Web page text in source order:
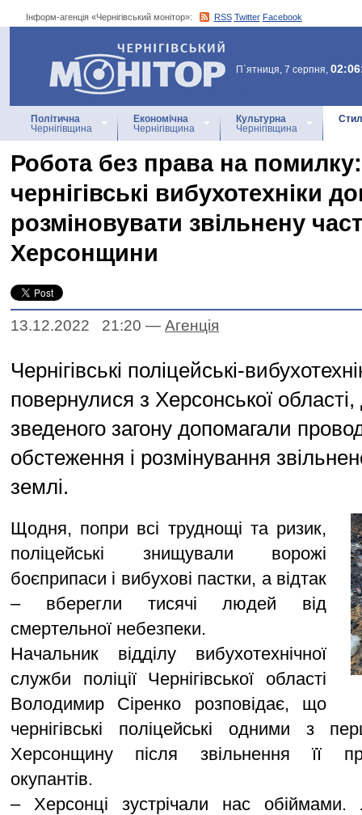
Інформ-агенція «Чернігівський монітор»: RSS Twitter Facebook
Інформ-агенція
«Чернігівський монітор»
П`ятниця, 7 серпня,
Політична
Чернігівщина
Економічна
Чернігівщина
Культурна
Чернігівщина
Робота без права на
чернігівські вибухотехніки
розміновувати звільнену
Херсонщини
13.12.2022 21:20 — Агенцiя
Чернігівські поліцейські-
повернулися з Херсонської області,
зведеного загону допомагали
обстеження і розмінування
землі.
Щодня, попри всі труднощі та ризик,
поліцейські знищували ворожі
боєприпаси і вибухові пастки, а відтак
– вберегли тисячі людей від
смертельної небезпеки.
Начальник відділу вибухотехнічної
служби поліції Чернігівської області
Володимир Сіренко розповідає, що
чернігівські поліцейські одними з
Херсонщину після звільнення її
окупантів.
– Херсонці зустрічали нас